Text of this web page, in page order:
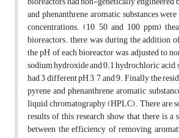
and phenanthrene aromatic substances
concentrations. (10, 50, and 100 ppm)
bioreactors. there was during the addition
the pH of each bioreactor was adjusted to
sodium hydroxide and 0.1 hydrochloric acid,
had 3 different pH 3, 7, and 9. Finally, the
pyrene and phenanthrene aromatic
liquid chromatography (HPLC). There are
results of this research show that there is
between the efficiency of removing